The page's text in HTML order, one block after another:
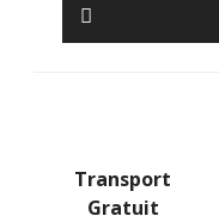
Transport
Gratuit